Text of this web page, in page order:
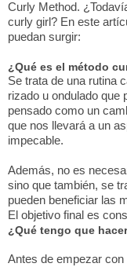
Curly Method.
curly girl? En este
puedan surgir:
¿Qué es el método
Se trata de una rutina
rizado u ondulado que
pensado como un
que nos llevará a un
impecable.
Además, no es
sino que también, se
pueden beneficiar las
El objetivo final es
¿Qué tengo que
Antes de empezar